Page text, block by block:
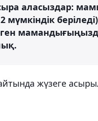
аласыздар:
мүмкіндік
жүзеге